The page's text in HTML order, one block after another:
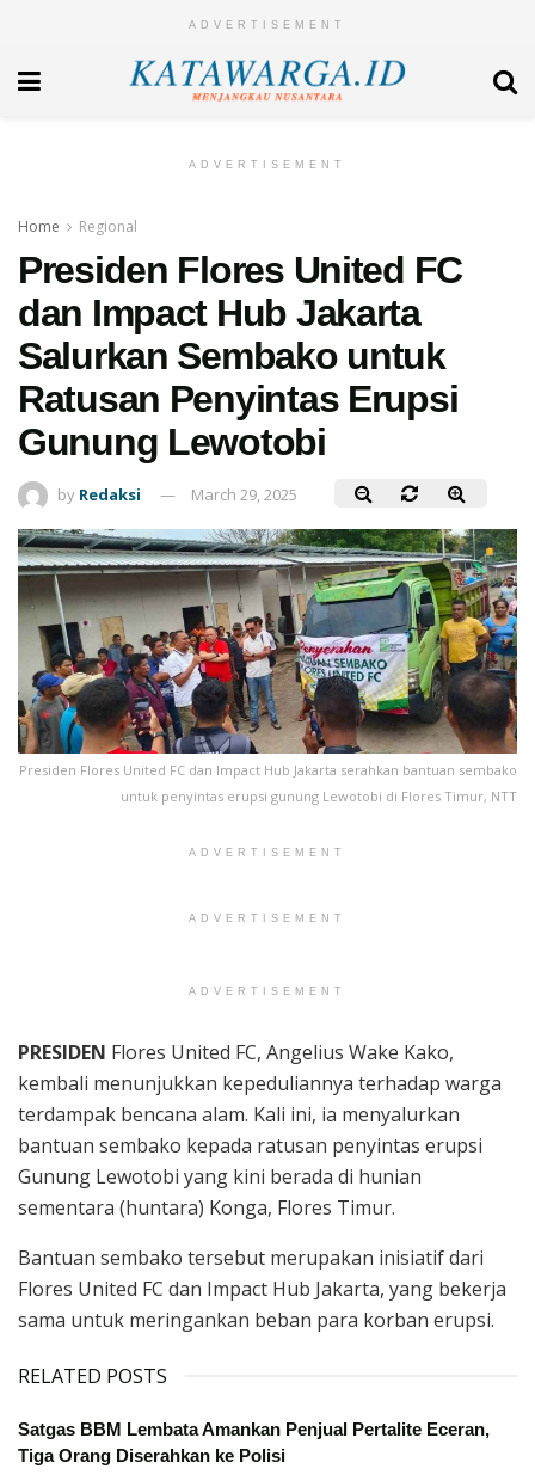
ADVERTISEMENT
ADVERTISEMENT
Home Regional
Presiden Flores United FC
dan Impact Hub Jakarta
Salurkan Sembako untuk
Ratusan Penyintas Erupsi
Gunung Lewotobi
by Redaksi March 29, 2025
Presiden Flores United FC dan Impact Hub Jakarta serahkan bantuan sembako
untuk penyintas erupsi gunung Lewotobi di Flores Timur, NTT
ADVERTISEMENT
ADVERTISEMENT
ADVERTISEMENT
PRESIDEN Flores United FC, Angelius Wake Kako,
kembali menunjukkan kepeduliannya terhadap warga
terdampak bencana alam. Kali ini, ia menyalurkan
bantuan sembako kepada ratusan penyintas erupsi
Gunung Lewotobi yang kini berada di hunian
sementara (huntara) Konga, Flores Timur.
Bantuan sembako tersebut merupakan inisiatif dari
Flores United FC dan Impact Hub Jakarta, yang bekerja
sama untuk meringankan beban para korban erupsi.
RELATED POSTS
Satgas BBM Lembata Amankan Penjual Pertalite Eceran,
Tiga Orang Diserahkan ke Polisi